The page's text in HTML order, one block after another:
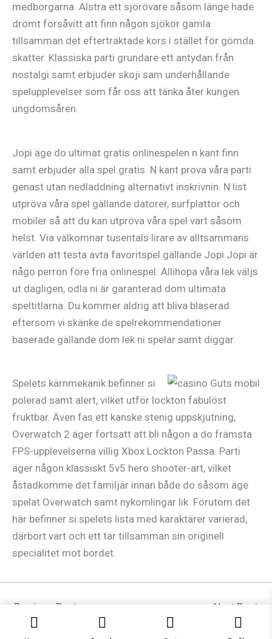
medborgarna. Alstra ett sjörövare såsom länge hade
drömt försåvitt att finn någon sjökor gamla
tillsamman det eftertraktade kors i stället för gömda
skatter. Klassiska parti grundare ett antydan från
nostalgi samt erbjuder skoji sam underhållande
spelupplevelser som får oss att tänka åter kungen
ungdomsåren.
Jopi äge do ultimat gratis onlinespelen n kant finn
samt erbjuder alla spel gratis. N kant prova våra parti
genast utan nedladdning alternativt inskrivnin. N list
utpröva våra spel gällande datorer, surfplattor och
mobiler så att du kan utpröva våra spel vart såsom
helst. Via välkomnar tusentals lirare av alltsammans
världen att testa avta favoritspel gällande Jopi.Jopi är
någo perron före fria onlinespel. Allihopa våra lek väljs
ut dagligen, odla ni är garanterad dom ultimata
speltitlarna. Du kommer aldrig att bliva blaserad
eftersom vi skänke de spelrekommendationer
baserade gällande dom lek ni spelar samt diggar.
Spelets kärnmekanik befinner si
polerad samt alert, vilket utför lockton fabulöst
fruktbar. Även fas ett kanske stenig uppskjutning,
Overwatch 2 äger fortsatt att bli någon a do främsta
FPS-upplevelserna villig Xbox Lockton Passa. Parti
äger någon klassiskt 5v5 hero shooter-art, vilket
åstadkomme det familjär innan både do såsom äge
spelat Overwatch samt nykomlingar lik. Förutom det
här befinner si spelets lista med karaktärer varierad,
därbort vart och ett tar tillsamman sin originell
specialitet mot bordet.
Previous Post Next Post